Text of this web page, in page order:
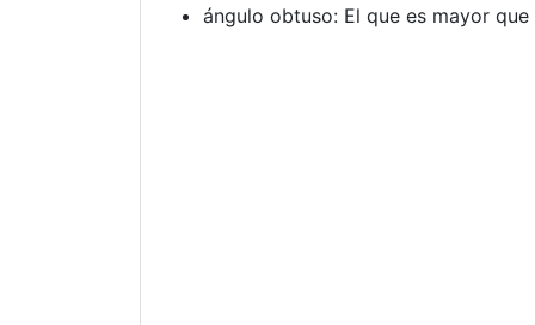
ángulo obtuso: El que es mayor